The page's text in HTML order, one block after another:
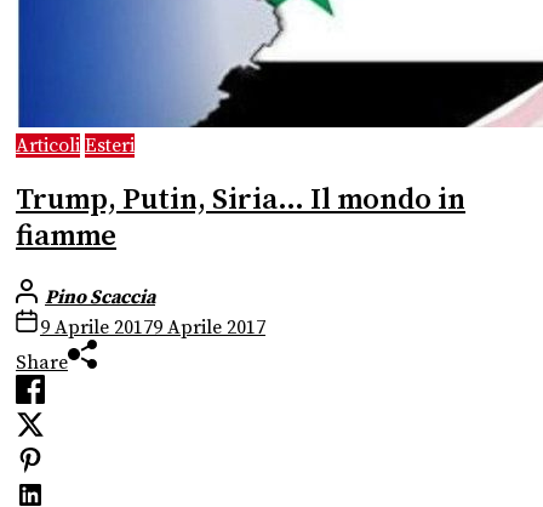
Articoli Esteri
Trump, Putin, Siria… Il mondo in
fiamme
Pino Scaccia
9 Aprile 20179 Aprile 2017
Share